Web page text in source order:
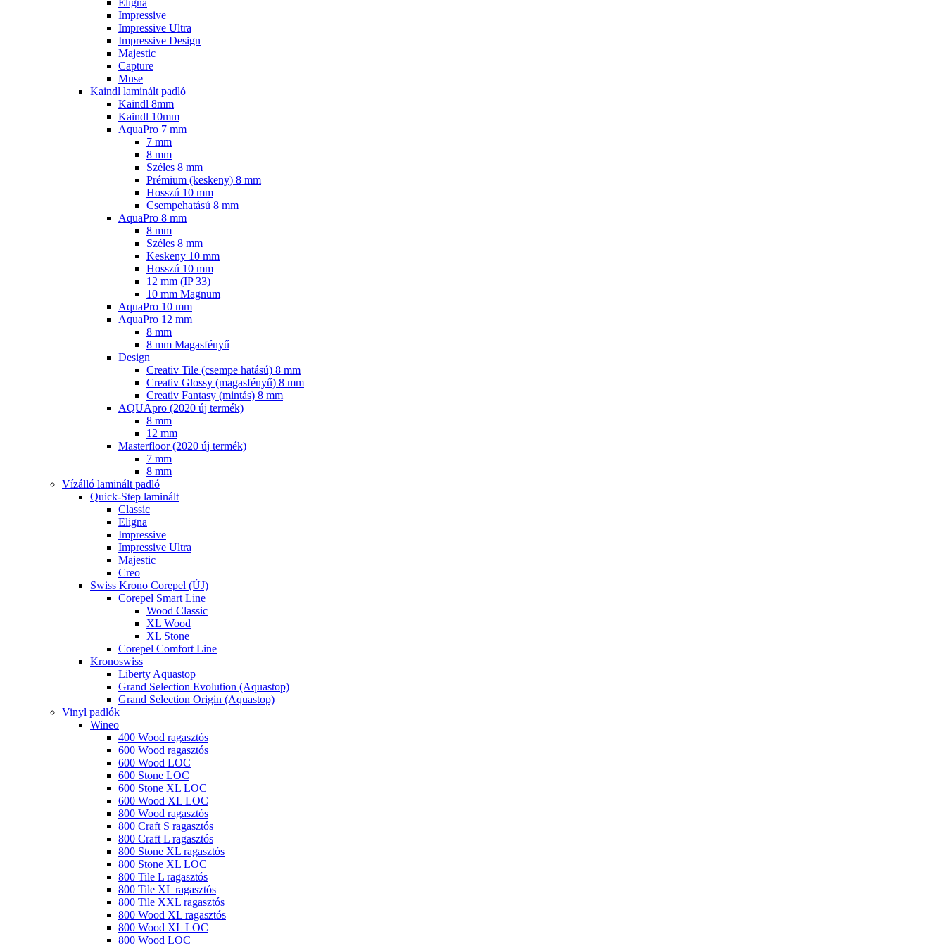
Impressive
Impressive Ultra
Impressive Design
Majestic
Capture
Muse
Kaindl laminált padló
Kaindl 8mm
Kaindl 10mm
AquaPro 7 mm
7 mm
8 mm
Széles 8 mm
Prémium (keskeny) 8 mm
Hosszú 10 mm
Csempehatású 8 mm
AquaPro 8 mm
8 mm
Széles 8 mm
Keskeny 10 mm
Hosszú 10 mm
12 mm (IP 33)
10 mm Magnum
AquaPro 10 mm
AquaPro 12 mm
8 mm
8 mm Magasfényű
Design
Creativ Tile (csempe hatású) 8 mm
Creativ Glossy (magasfényű) 8 mm
Creativ Fantasy (mintás) 8 mm
AQUApro (2020 új termék)
8 mm
12 mm
Masterfloor (2020 új termék)
7 mm
8 mm
Vízálló laminált padló
Quick-Step laminált
Classic
Eligna
Impressive
Impressive Ultra
Majestic
Creo
Swiss Krono Corepel (ÚJ)
Corepel Smart Line
Wood Classic
XL Wood
XL Stone
Corepel Comfort Line
Kronoswiss
Liberty Aquastop
Grand Selection Evolution (Aquastop)
Grand Selection Origin (Aquastop)
Vinyl padlók
Wineo
400 Wood ragasztós
600 Wood ragasztós
600 Wood LOC
600 Stone LOC
600 Stone XL LOC
600 Wood XL LOC
800 Wood ragasztós
800 Craft S ragasztós
800 Craft L ragasztós
800 Stone XL ragasztós
800 Stone XL LOC
800 Tile L ragasztós
800 Tile XL ragasztós
800 Tile XXL ragasztós
800 Wood XL ragasztós
800 Wood XL LOC
800 Wood LOC